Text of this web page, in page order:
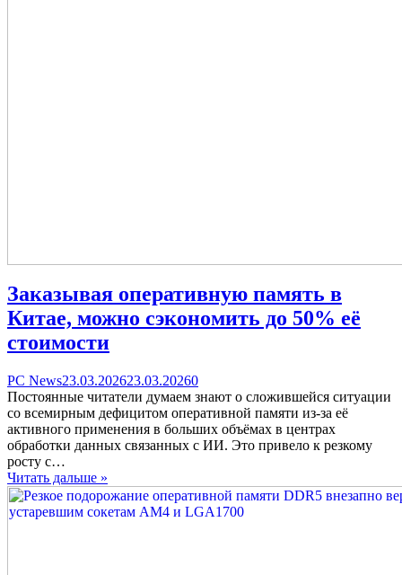
Заказывая оперативную память в
Китае, можно сэкономить до 50% её
стоимости
Categories
PC NewsPosted
on
23.03.202623.03.20260comments
on
Заказывая
оперативную
память
можно
сэкономить
Постоянные читатели думаем знают о сложившейся ситуации
со всемирным дефицитом оперативной памяти из-за её
активного применения в больших объёмах в центрах
обработки данных связанных с ИИ. Это привело к резкому
росту с…
Читать дальше »